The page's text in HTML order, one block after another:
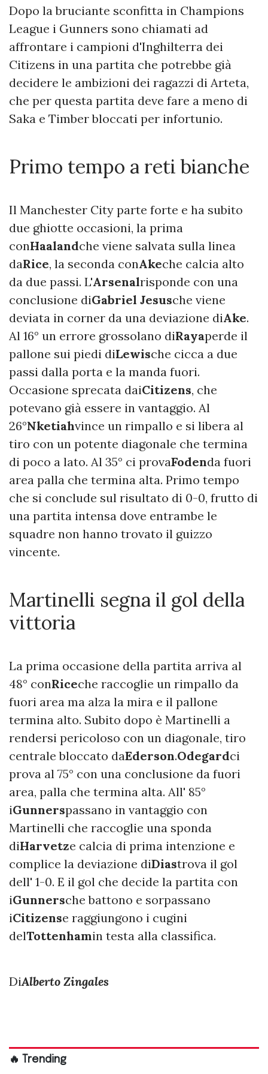
Dopo la bruciante sconfitta in Champions
League i Gunners sono chiamati ad
affrontare i campioni d'Inghilterra dei
Citizens in una partita che potrebbe già
decidere le ambizioni dei ragazzi di Arteta,
che per questa partita deve fare a meno di
Saka e Timber bloccati per infortunio.
Primo tempo a reti bianche
Il Manchester City parte forte e ha subito
due ghiotte occasioni, la prima
conHaalandche viene salvata sulla linea
daRice, la seconda conAkeche calcia alto
da due passi. L'Arsenalrisponde con una
conclusione diGabriel Jesusche viene
deviata in corner da una deviazione diAke.
Al 16° un errore grossolano diRayaperde il
pallone sui piedi diLewische cicca a due
passi dalla porta e la manda fuori.
Occasione sprecata daiCitizens, che
potevano già essere in vantaggio. Al
26°Nketiahvince un rimpallo e si libera al
tiro con un potente diagonale che termina
di poco a lato. Al 35° ci provaFodenda fuori
area palla che termina alta. Primo tempo
che si conclude sul risultato di 0-0, frutto di
una partita intensa dove entrambe le
squadre non hanno trovato il guizzo
vincente.
Martinelli segna il gol della
vittoria
La prima occasione della partita arriva al
48° conRiceche raccoglie un rimpallo da
fuori area ma alza la mira e il pallone
termina alto. Subito dopo è Martinelli a
rendersi pericoloso con un diagonale, tiro
centrale bloccato daEderson.Odegardci
prova al 75° con una conclusione da fuori
area, palla che termina alta. All' 85°
iGunnerspassano in vantaggio con
Martinelli che raccoglie una sponda
diHarvetze calcia di prima intenzione e
complice la deviazione diDiastrova il gol
dell' 1-0. E il gol che decide la partita con
iGunnersche battono e sorpassano
iCitizense raggiungono i cugini
delTottenhamin testa alla classifica.
DiAlberto Zingales
🔥 Trending